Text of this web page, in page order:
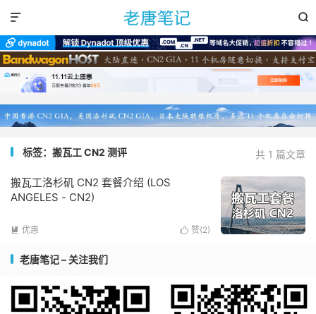


共 1 篇文章
标签：搬瓦工 CN2 测评
搬瓦工洛杉矶 CN2 套餐介绍 (LOS
ANGELES - CN2)
 赞(2)
 优惠
老唐笔记 – 关注我们